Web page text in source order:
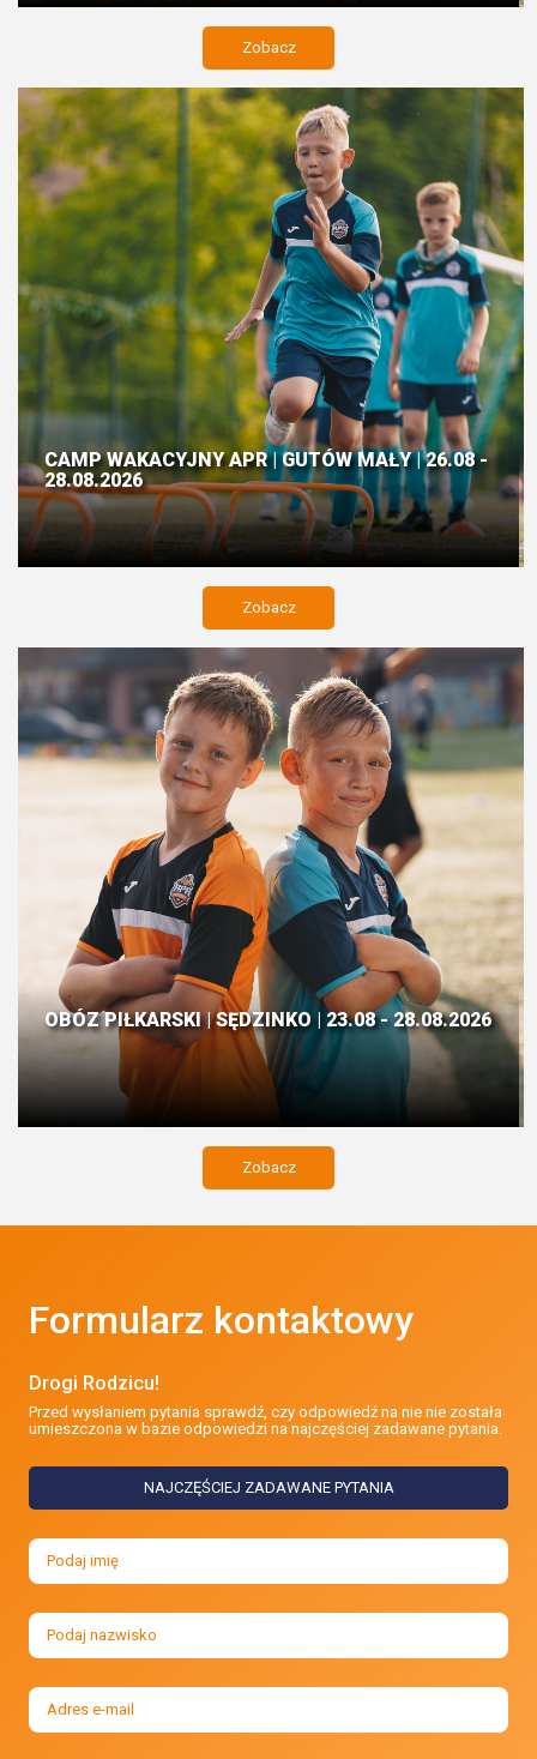
Zobacz
CAMP WAKACYJNY APR | GUTÓW MAŁY | 26.08 -
28.08.2026
Zobacz
OBÓZ PIŁKARSKI | SĘDZINKO | 23.08 - 28.08.2026
Zobacz
Formularz kontaktowy
Drogi Rodzicu!
Przed wysłaniem pytania sprawdź, czy odpowiedź na nie nie została
umieszczona w bazie odpowiedzi na najczęściej zadawane pytania.
NAJCZĘŚCIEJ ZADAWANE PYTANIA